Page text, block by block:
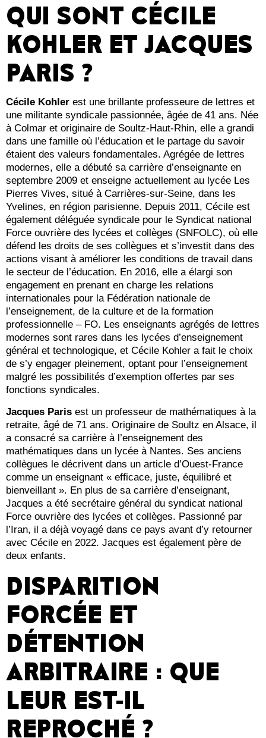
QUI SONT CÉCILE
KOHLER ET JACQUES
PARIS ?
Cécile Kohler est une brillante professeure de lettres et
une militante syndicale passionnée, âgée de 41 ans. Née
à Colmar et originaire de Soultz-Haut-Rhin, elle a grandi
dans une famille où l’éducation et le partage du savoir
étaient des valeurs fondamentales. Agrégée de lettres
modernes, elle a débuté sa carrière d’enseignante en
septembre 2009 et enseigne actuellement au lycée Les
Pierres Vives, situé à Carrières-sur-Seine, dans les
Yvelines, en région parisienne. Depuis 2011, Cécile est
également déléguée syndicale pour le Syndicat national
Force ouvrière des lycées et collèges (SNFOLC), où elle
défend les droits de ses collègues et s’investit dans des
actions visant à améliorer les conditions de travail dans
le secteur de l’éducation. En 2016, elle a élargi son
engagement en prenant en charge les relations
internationales pour la Fédération nationale de
l’enseignement, de la culture et de la formation
professionnelle – FO. Les enseignants agrégés de lettres
modernes sont rares dans les lycées d’enseignement
général et technologique, et Cécile Kohler a fait le choix
de s’y engager pleinement, optant pour l’enseignement
malgré les possibilités d’exemption offertes par ses
fonctions syndicales.
Jacques Paris est un professeur de mathématiques à la
retraite, âgé de 71 ans. Originaire de Soultz en Alsace, il
a consacré sa carrière à l’enseignement des
mathématiques dans un lycée à Nantes. Ses anciens
collègues le décrivent dans un article d’Ouest-France
comme un enseignant « efficace, juste, équilibré et
bienveillant ». En plus de sa carrière d’enseignant,
Jacques a été secrétaire général du syndicat national
Force ouvrière des lycées et collèges. Passionné par
l’Iran, il a déjà voyagé dans ce pays avant d’y retourner
avec Cécile en 2022. Jacques est également père de
deux enfants.
DISPARITION
FORCÉE ET
DÉTENTION
ARBITRAIRE : QUE
LEUR EST-IL
REPROCHÉ ?